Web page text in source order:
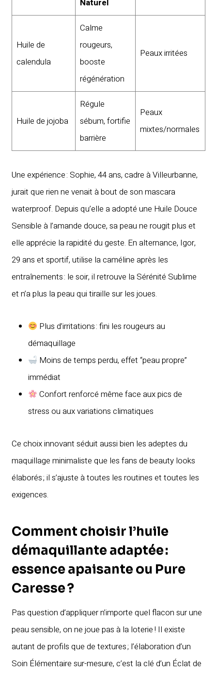
Naturel
Huile de
calendula
Calme
rougeurs,
booste
régénération
Peaux irritées
Huile de jojoba
Régule
sébum, fortifie
barrière
Peaux
mixtes/normales
Une expérience : Sophie, 44 ans, cadre à Villeurbanne,
jurait que rien ne venait à bout de son mascara
waterproof. Depuis qu’elle a adopté une Huile Douce
Sensible à l’amande douce, sa peau ne rougit plus et
elle apprécie la rapidité du geste. En alternance, Igor,
29 ans et sportif, utilise la caméline après les
entraînements : le soir, il retrouve la Sérénité Sublime
et n’a plus la peau qui tiraille sur les joues.
Plus d’irritations : fini les rougeurs au
démaquillage
Moins de temps perdu, effet “peau propre”
immédiat
Confort renforcé même face aux pics de
stress ou aux variations climatiques
Ce choix innovant séduit aussi bien les adeptes du
maquillage minimaliste que les fans de beauty looks
élaborés ; il s’ajuste à toutes les routines et toutes les
exigences.
Comment choisir l’huile
démaquillante adaptée :
essence apaisante ou Pure
Caresse ?
Pas question d’appliquer n’importe quel flacon sur une
peau sensible, on ne joue pas à la loterie ! Il existe
autant de profils que de textures ; l’élaboration d’un
Soin Élémentaire sur-mesure, c’est la clé d’un Éclat de